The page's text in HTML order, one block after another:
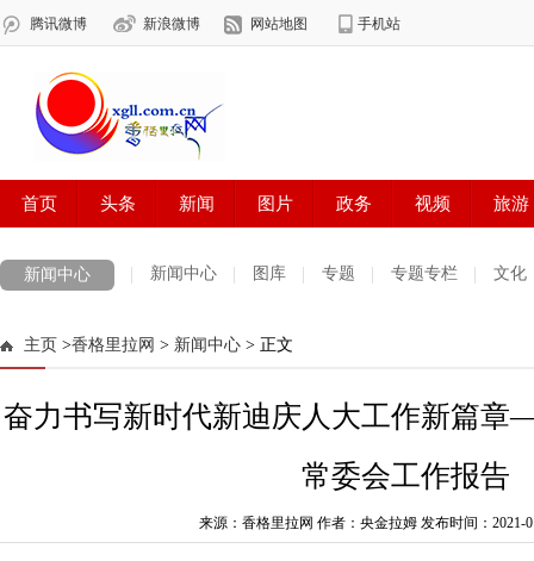
新闻中心 新闻中心 图库 专题 专题专栏 文化
法治迪庆
主页 >香格里拉网 > 新闻中心 > 正文
奋力书写新时代新迪庆人大工作新篇
常委会工作报告
来源：香格里拉网 作者：央金拉姆 发布时间：2021-